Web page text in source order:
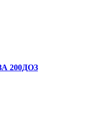
200ДОЗ